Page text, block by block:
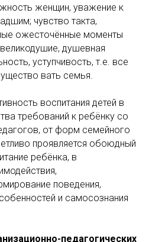
женщин, уважение к
чувство такта,
ожесточённые моменты
душевная
уступчивость, т.е. все
вать семья.
воспитания детей в
требований к ребёнку со
от форм семейного
проявляется обоюдный
ребёнка, в
поведения,
и самосознания
педагогических